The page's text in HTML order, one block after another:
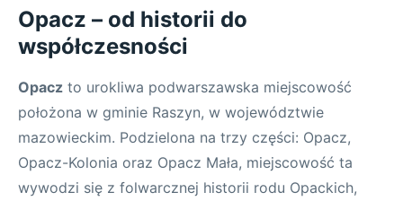
Opacz – od historii do
współczesności
Opacz to urokliwa podwarszawska miejscowość
położona w gminie Raszyn, w województwie
mazowieckim. Podzielona na trzy części: Opacz,
Opacz-Kolonia oraz Opacz Mała, miejscowość ta
wywodzi się z folwarcznej historii rodu Opackich,